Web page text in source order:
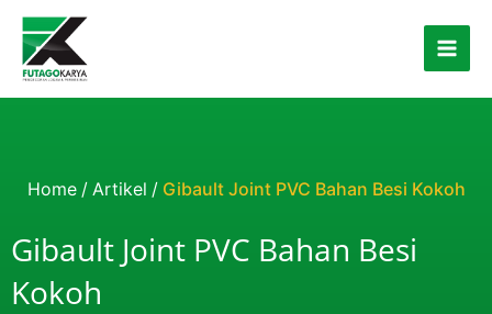
Skip to content
Home / Artikel / Gibault Joint PVC Bahan Besi Kokoh
Gibault Joint PVC Bahan Besi
Kokoh